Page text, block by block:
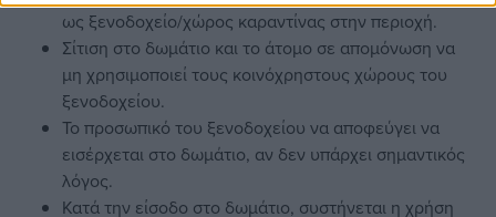
ως ξενοδοχείο/χώρος καραντίνας στην περιοχή.
Σίτιση στο δωμάτιο και το άτομο σε απομόνωση να
μη χρησιμοποιεί τους κοινόχρηστους χώρους του
ξενοδοχείου.
Το προσωπικό του ξενοδοχείου να αποφεύγει να
εισέρχεται στο δωμάτιο, αν δεν υπάρχει σημαντικός
λόγος.
Κατά την είσοδο στο δωμάτιο, συστήνεται η χρήση